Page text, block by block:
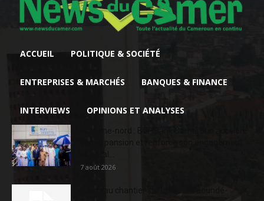
ACCUEIL POLITIQUE & SOCIÉTÉ
ENTREPRISES & MARCHÉS BANQUES & FINANCE
INTERVIEWS OPINIONS ET ANALYSES
7 août 2026